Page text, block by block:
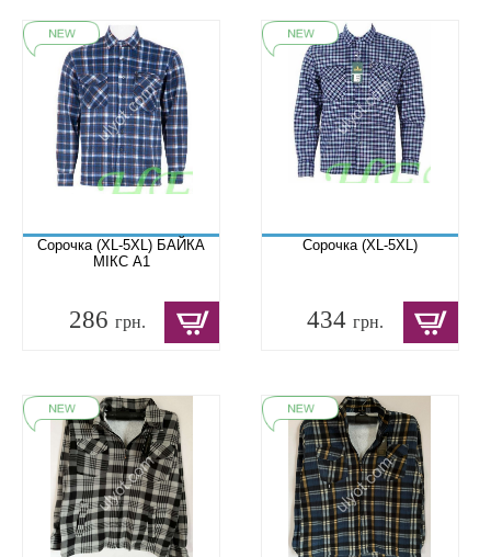
Сорочка (XL-5XL) БАЙКА
МІКС A1
286 грн.
Сорочка (XL-5XL)
434грн.